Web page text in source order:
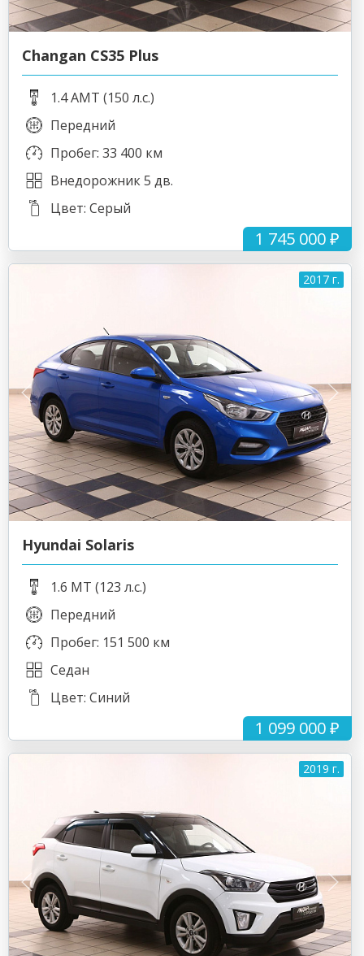
1 745 000 ₽
Changan CS35 Plus
1.4 AMT (150 л.с.)
Передний
Пробег: 33 400 км
Внедорожник 5 дв.
Цвет: Серый
2017 г.
1 099 000 ₽
Hyundai Solaris
1.6 MT (123 л.с.)
Передний
Пробег: 151 500 км
Седан
Цвет: Синий
2019 г.